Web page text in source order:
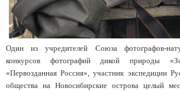
Один из учредителей Союза фотографов-
конкурсов фотографий дикой природы
«Первозданная Россия», участник экспедиции
общества на Новосибирские острова целый